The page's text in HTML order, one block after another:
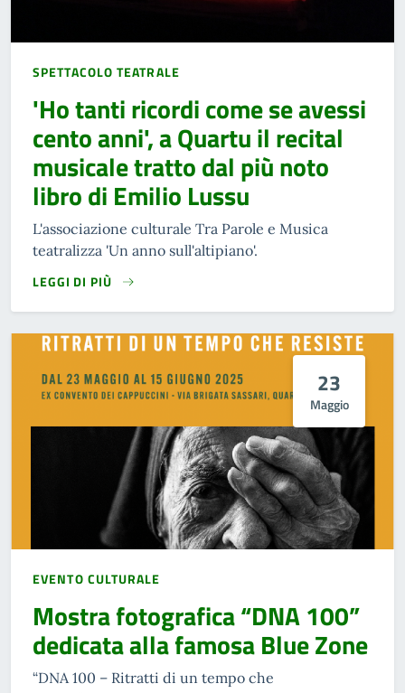
SPETTACOLO TEATRALE
'Ho tanti ricordi come se avessi
cento anni', a Quartu il recital
musicale tratto dal più noto
libro di Emilio Lussu
L'associazione culturale Tra Parole e Musica
teatralizza 'Un anno sull'altipiano'.
LEGGI DI PIÙ
23
Maggio
EVENTO CULTURALE
Mostra fotografica “DNA 100”
dedicata alla famosa Blue Zone
“DNA 100 – Ritratti di un tempo che